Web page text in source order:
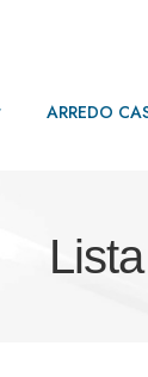
ARREDO